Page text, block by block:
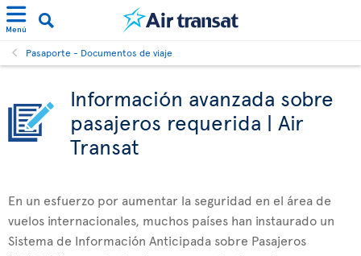
Menú
Pasaporte - Documentos de viaje
Información avanzada sobre
pasajeros requerida | Air
Transat
En un esfuerzo por aumentar la seguridad en el área de
vuelos internacionales, muchos países han instaurado un
Sistema de Información Anticipada sobre Pasajeros